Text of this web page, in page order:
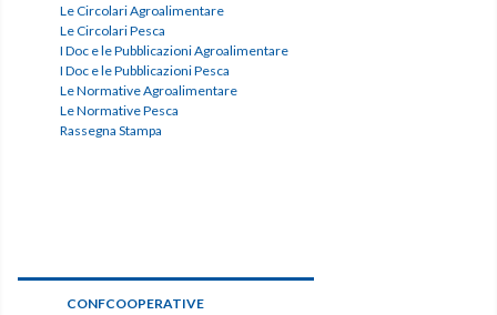
CONFCOOPERATIVE
Le Circolari Agroalimentare
Le Circolari Pesca
I Doc e le Pubblicazioni Agroalimentare
I Doc e le Pubblicazioni Pesca
Le Normative Agroalimentare
Le Normative Pesca
Rassegna Stampa